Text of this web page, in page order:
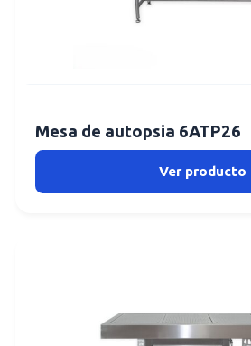
Mesa de autopsia 6ATP26
Ver producto